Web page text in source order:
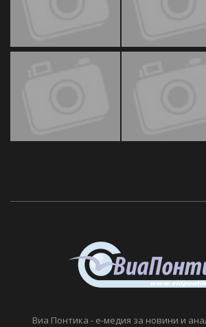
Виа Понтика - е-медия за новини и